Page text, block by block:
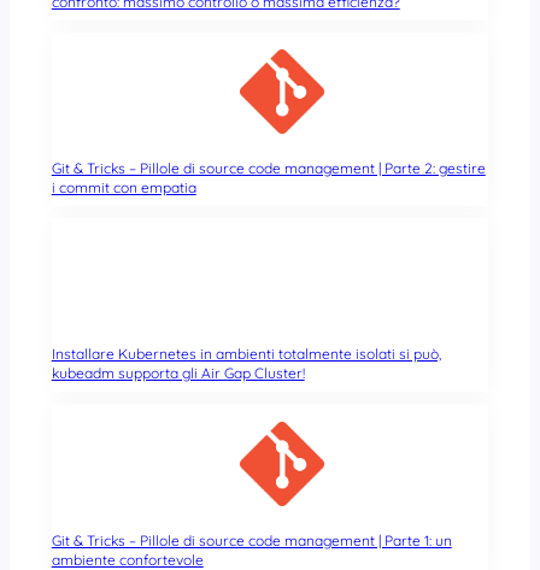
Git & Tricks – Pillole di source code management | Parte 2: gestire
i commit con empatia
Installare Kubernetes in ambienti totalmente isolati si può,
kubeadm supporta gli Air Gap Cluster!
Git & Tricks – Pillole di source code management | Parte 1: un
ambiente confortevole